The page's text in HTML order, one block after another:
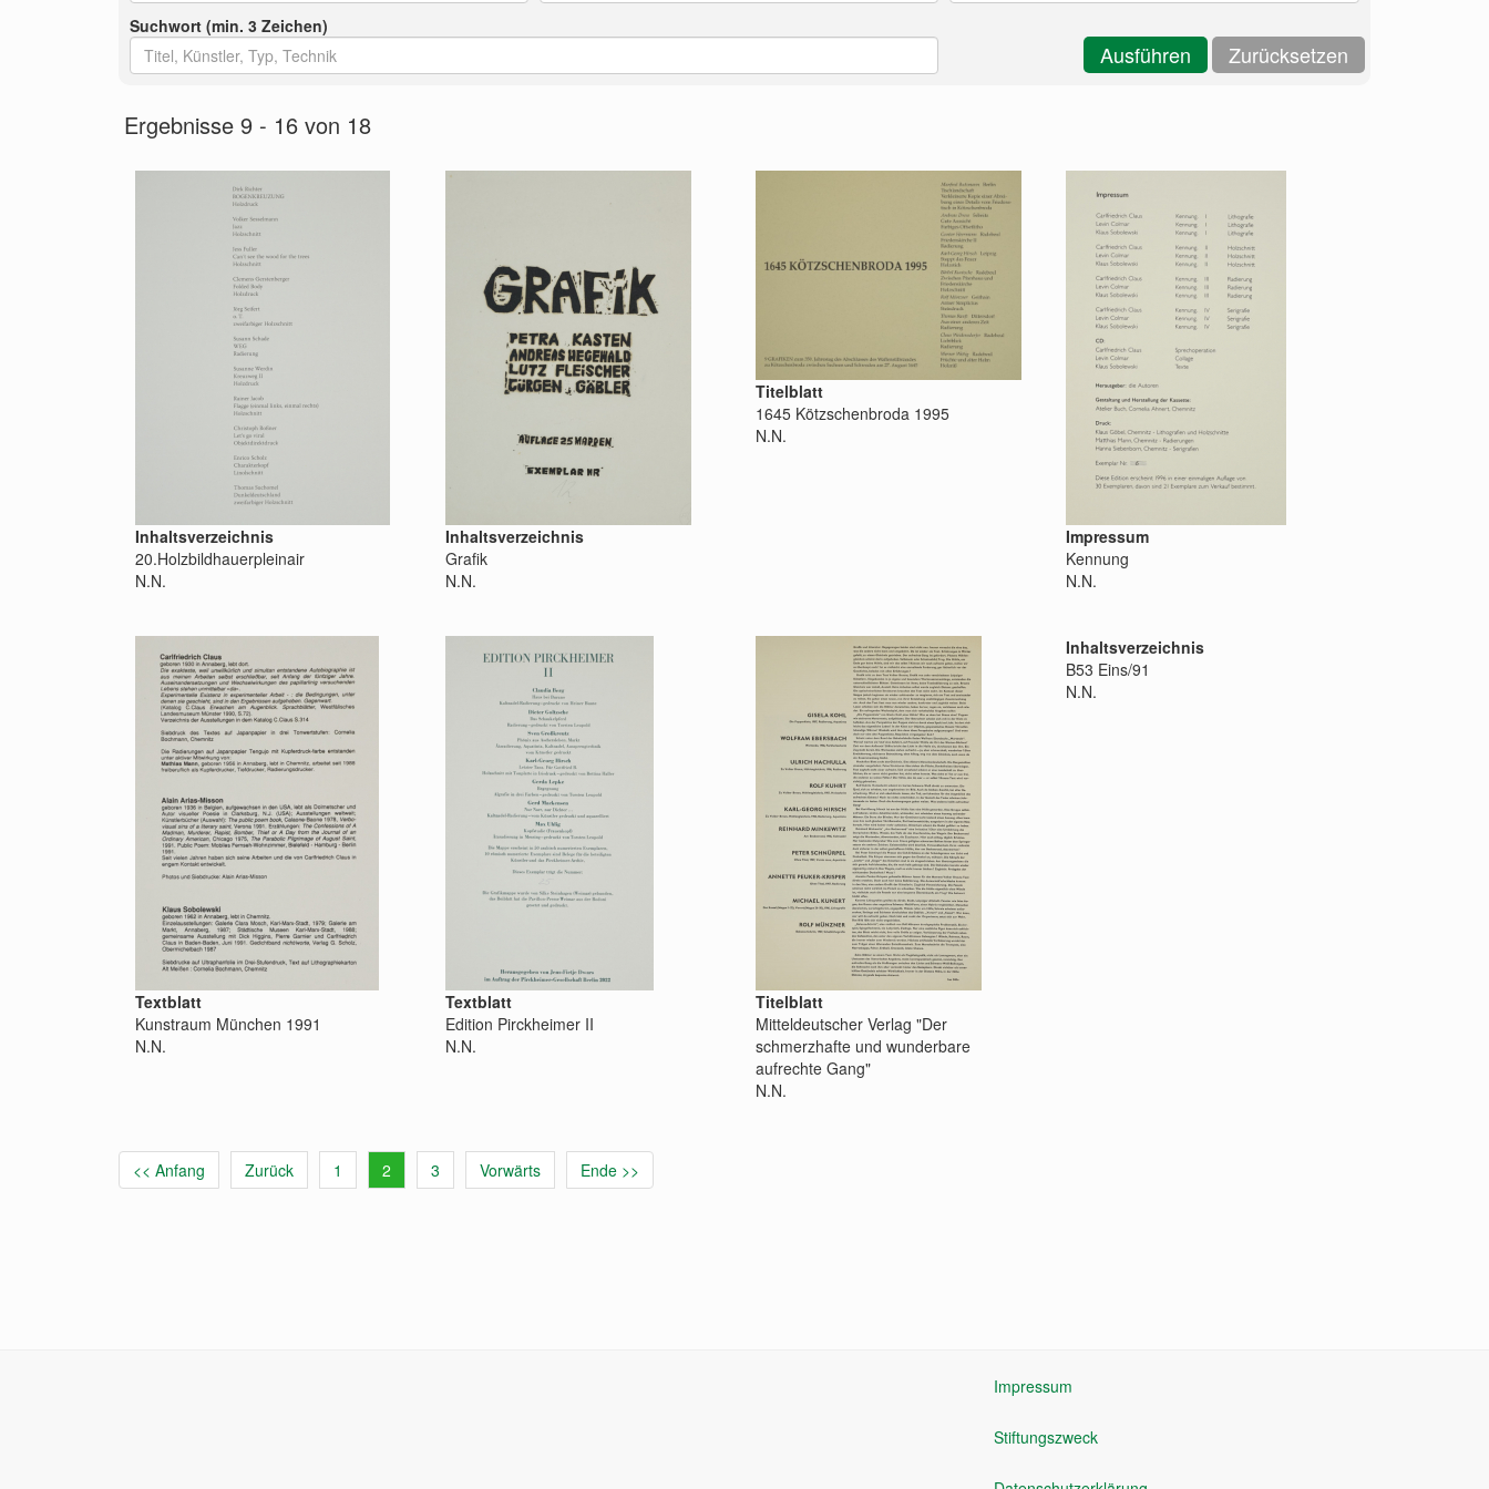
Suchwort (min. 3 Zeichen)
Ergebnisse 9 - 16 von 18
Inhaltsverzeichnis
20.Holzbildhauerpleinair
N.N.
Inhaltsverzeichnis
Grafik
N.N.
Titelblatt
1645 Kötzschenbroda 1995
N.N.
Impressum
Kennung
N.N.
Textblatt
Kunstraum München 1991
N.N.
Textblatt
Edition Pirckheimer II
N.N.
Titelblatt
Mitteldeutscher Verlag "Der
schmerzhafte und wunderbare
aufrechte Gang"
N.N.
Inhaltsverzeichnis
B53 Eins/91
N.N.
<< Anfang Zurück 1 2 3 Vorwärts Ende >>
Impressum
Stiftungszweck